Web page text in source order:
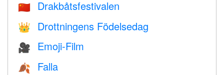
🇨🇳 Drakbåtsfestivalen
👑 Drottningens Födelsedag
🎥 Emoji-Film
🍂 Falla